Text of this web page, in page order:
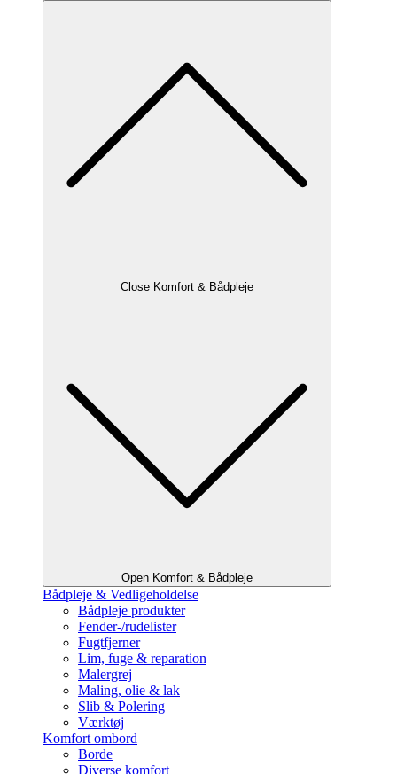
Close Komfort & Bådpleje
Open Komfort & Bådpleje
Bådpleje & Vedligeholdelse
Bådpleje produkter
Fender-/rudelister
Fugtfjerner
Lim, fuge & reparation
Malergrej
Maling, olie & lak
Slib & Polering
Værktøj
Komfort ombord
Borde
Diverse komfort